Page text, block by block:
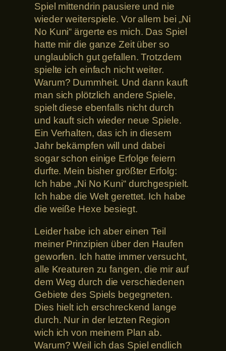
Spiel mittendrin pausiere und nie
wieder weiterspiele. Vor allem bei „Ni
No Kuni“ ärgerte es mich. Das Spiel
hatte mir die ganze Zeit über so
unglaublich gut gefallen. Trotzdem
spielte ich einfach nicht weiter.
Warum? Dummheit. Und dann kauft
man sich plötzlich andere Spiele,
spielt diese ebenfalls nicht durch
und kauft sich wieder neue Spiele.
Ein Verhalten, das ich in diesem
Jahr bekämpfen will und dabei
sogar schon einige Erfolge feiern
durfte. Mein bisher größter Erfolg:
Ich habe „Ni No Kuni“ durchgespielt.
Ich habe die Welt gerettet. Ich habe
die weiße Hexe besiegt.
Leider habe ich aber einen Teil
meiner Prinzipien über den Haufen
geworfen. Ich hatte immer versucht,
alle Kreaturen zu fangen, die mir auf
dem Weg durch die verschiedenen
Gebiete des Spiels begegneten.
Dies hielt ich erschreckend lange
durch. Nur in der letzten Region
wich ich von meinem Plan ab.
Warum? Weil ich das Spiel endlich